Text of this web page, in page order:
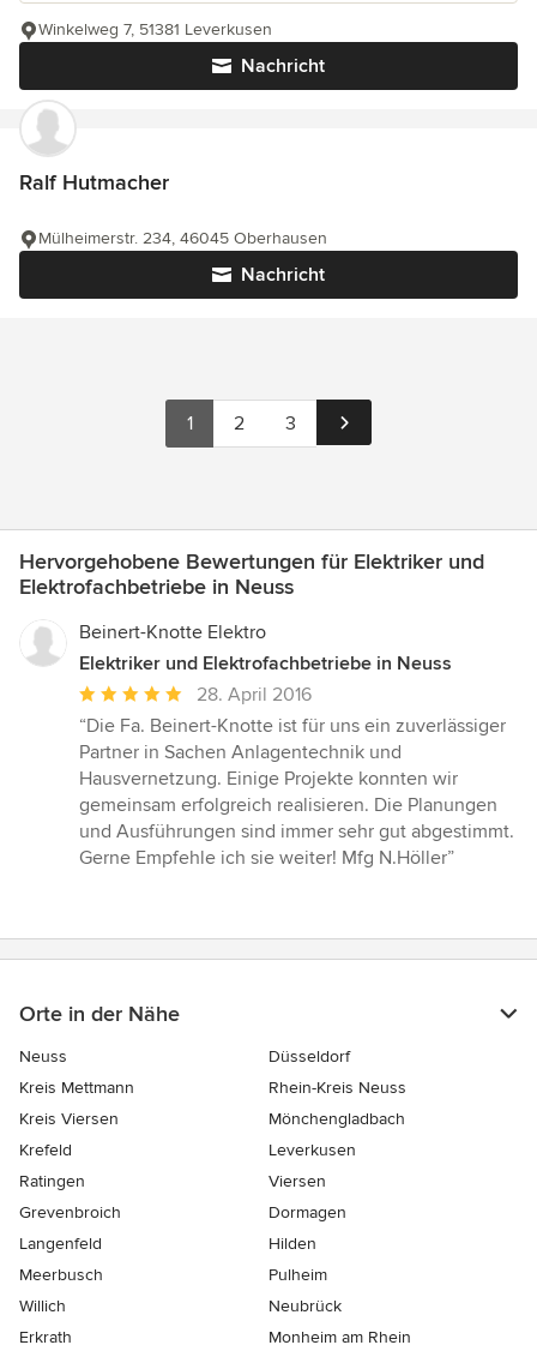
Nachricht
Winkelweg 7, 51381 Leverkusen
Ralf Hutmacher
Nachricht
Mülheimerstr. 234, 46045 Oberhausen
1 2 3
Hervorgehobene Bewertungen für Elektriker und
Elektrofachbetriebe in Neuss
Beinert-Knotte Elektro
Elektriker und Elektrofachbetriebe in Neuss
Durchschnittliche
Bewertung:
5
von
5
Sternen
28. April 2016
“Die Fa. Beinert-Knotte ist für uns ein zuverlässiger
Partner in Sachen Anlagentechnik und
Hausvernetzung. Einige Projekte konnten wir
gemeinsam erfolgreich realisieren. Die Planungen
und Ausführungen sind immer sehr gut abgestimmt.
Gerne Empfehle ich sie weiter! Mfg N.Höller”
Orte in der Nähe
Neuss
Düsseldorf
Kreis Mettmann
Rhein-Kreis Neuss
Kreis Viersen
Mönchengladbach
Krefeld
Leverkusen
Ratingen
Viersen
Grevenbroich
Dormagen
Langenfeld
Hilden
Meerbusch
Pulheim
Willich
Neubrück
Erkrath
Monheim am Rhein